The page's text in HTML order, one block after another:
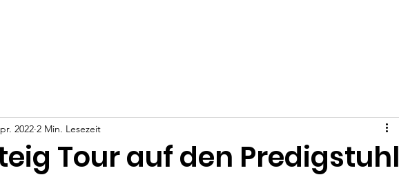
Tour auf den Predigstuhl
2022 2 Min. Lesezeit
bewertet.